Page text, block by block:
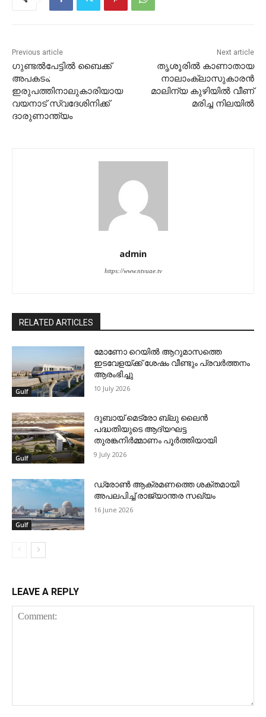
Previous article
ഗുണ്ടൽപേട്ടിൽ ബൈക്ക്
അപകടം;
ഇരുപത്തിനാലുകാരിയായ
വയനാട് സ്വദേശിനിക്ക്
ദാരുണാന്ത്യം
Next article
തൃശൂരിൽ കാണാതായ
നാലാംക്ലാസുകാരൻ
മാലിന്യ കുഴിയിൽ വീണ്
മരിച്ച നിലയിൽ
admin
https://www.ntvuae.tv
RELATED ARTICLES
Gulf
മോണോ റെയില്‍ ആറുമാസത്തെ
ഇടവേളയ്ക്ക് ശേഷം വീണ്ടും പ്രവര്‍ത്തനം
ആരംഭിച്ചു
10 July 2026
Gulf
ദുബായ് മെട്രോ ബ്ലു ലൈന്‍
പദ്ധതിയുടെ ആദ്യഘട്ട
തുരങ്കനിര്‍മ്മാണം പൂര്‍ത്തിയായി
9 July 2026
Gulf
ഡ്രോണ്‍ ആക്രമണത്തെ ശക്തമായി
അപലപിച്ച് രാജ്യാന്തര സഖ്യം
16 June 2026
LEAVE A REPLY